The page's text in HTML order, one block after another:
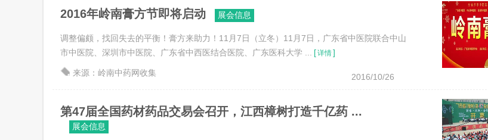
2016年岭南膏方节即将启动 展会信息
调整偏颇，找回失去的平衡！膏方来助力！11月7日（立冬）11月7日，广东省中医院联合中山
市中医院、深圳市中医院、广东省中西医结合医院、广东医科大学 ...
[详情]
2016/10/26
来源：岭南中药网收集
第47届全国药材药品交易会召开，江西樟树打造千亿药 ...
展会信息